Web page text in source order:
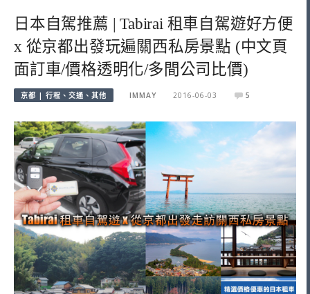
日本自駕推薦 | Tabirai 租車自駕遊好方便
x 從京都出發玩遍關西私房景點 (中文頁
面訂車/價格透明化/多間公司比價)
京都 | 行程、交通、其他 IMMAY 2016-06-03 5